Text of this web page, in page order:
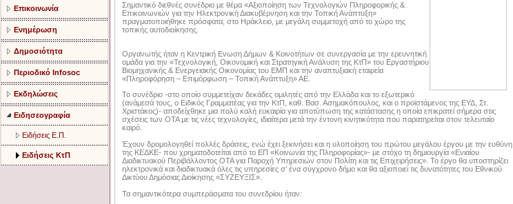
Επικοινωνία
Ενημέρωση
Δημοσιότητα
Περιοδικό Infosoc
Εκδηλώσεις
Ειδησεογραφία
Ειδήσεις Ε.Π.
Ειδήσεις ΚτΠ
Σημαντικό διεθνές συνέδριο με θέμα «Αξιοποίηση των Τεχνολογιών Πληροφορικής &
Επικοινωνιών για την Ηλεκτρονική Διακυβέρνηση και την Τοπική Ανάπτυξη»
πραγματοποιήθηκε πρόσφατα, στο Ηράκλειο, με μεγάλη συμμετοχή από το χώρο της
τοπικής αυτοδιοίκησης.
Οργανωτής ήταν η Κεντρική Ενωση Δήμων & Κοινοτήτων σε συνεργασία με την ερευνητική
ομάδα για την «Τεχνολογική, Οικονομική και Στρατηγική Ανάλυση της ΚτΠ» του Εργαστήριου
Βιομηχανικής & Ενεργειακής Οικονομίας του ΕΜΠ και την αναπτυξιακή εταιρεία
«Πληροφόρηση – Επιμόρφωση – Τοπική Ανάπτυξη» ΑΕ.
Το συνέδριο -στο οποίο συμμετείχαν δεκάδες ομιλητές από την Ελλάδα και το εξωτερικό
(ανάμεσά τους, ο Ειδικός Γραμματέας για την ΚτΠ, καθ. Βασ. Ασημακόπουλος, και ο προϊστάμενος της ΕΥΔ, Στ.
Χριστάκος)- αποδείχθηκε μια πολύ καλή ευκαιρία για αποτύπωση της κατάστασης η οποία επικρατεί σήμερα στις
σχέσεις των ΟΤΑ με τις νέες τεχνολογίες, ιδιαίτερα μετά την έντονη κινητικότητα που παρατηρείται στον τελευταίο
καιρό.
Έχουν δρομολογηθεί πολλές δράσεις, ενώ έχει ξεκινήσει και η υλοποίηση του πρώτου μεγάλου έργου με την ευθύνη
της ΚΕΔΚΕ- που χρηματοδοτείται από το ΕΠ «Κοινωνία της Πληροφορίας»- με στόχο τη δημιουργία «Ενιαίου
Διαδικτυακού Περιβάλλοντος ΟΤΑ για Παροχή Υπηρεσιών στον Πολίτη και τις Επιχειρήσεις». Το έργο θα υποστηρίζει
ηλεκτρονικά και διαδικτυακά όλες τις υπηρεσίες σ’ ένα σύγχρονο δήμο και θα αξιοποιεί τις δυνατότητες του Εθνικού
Δικτύου Δημόσιας Διοίκησης «ΣΥΖΕΥΞΙΣ».
Τα σημαντικότερα συμπεράσματα του συνεδρίου ήταν: